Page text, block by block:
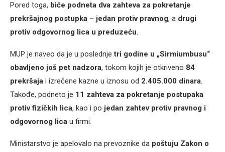
Pored toga, biće podneta dva zahteva za pokretanje
prekršajnog postupka – jedan protiv pravnog, a drugi
protiv odgovornog lica u preduzeću.
MUP je naveo da je u poslednjetri godine u „Sirmiumbusu“
obavljeno još pet nadzora, tokom kojih je otkriveno 84
prekršaja i izrečene kazne u iznosu od 2.405.000 dinara.
Takođe, podneto je 11 zahteva za pokretanje postupaka
protiv fizičkih lica, kao i po jedan zahtev protiv pravnog i
odgovornog lica u firmi.
Ministarstvo je apelovalo na prevoznike da poštuju Zakon o